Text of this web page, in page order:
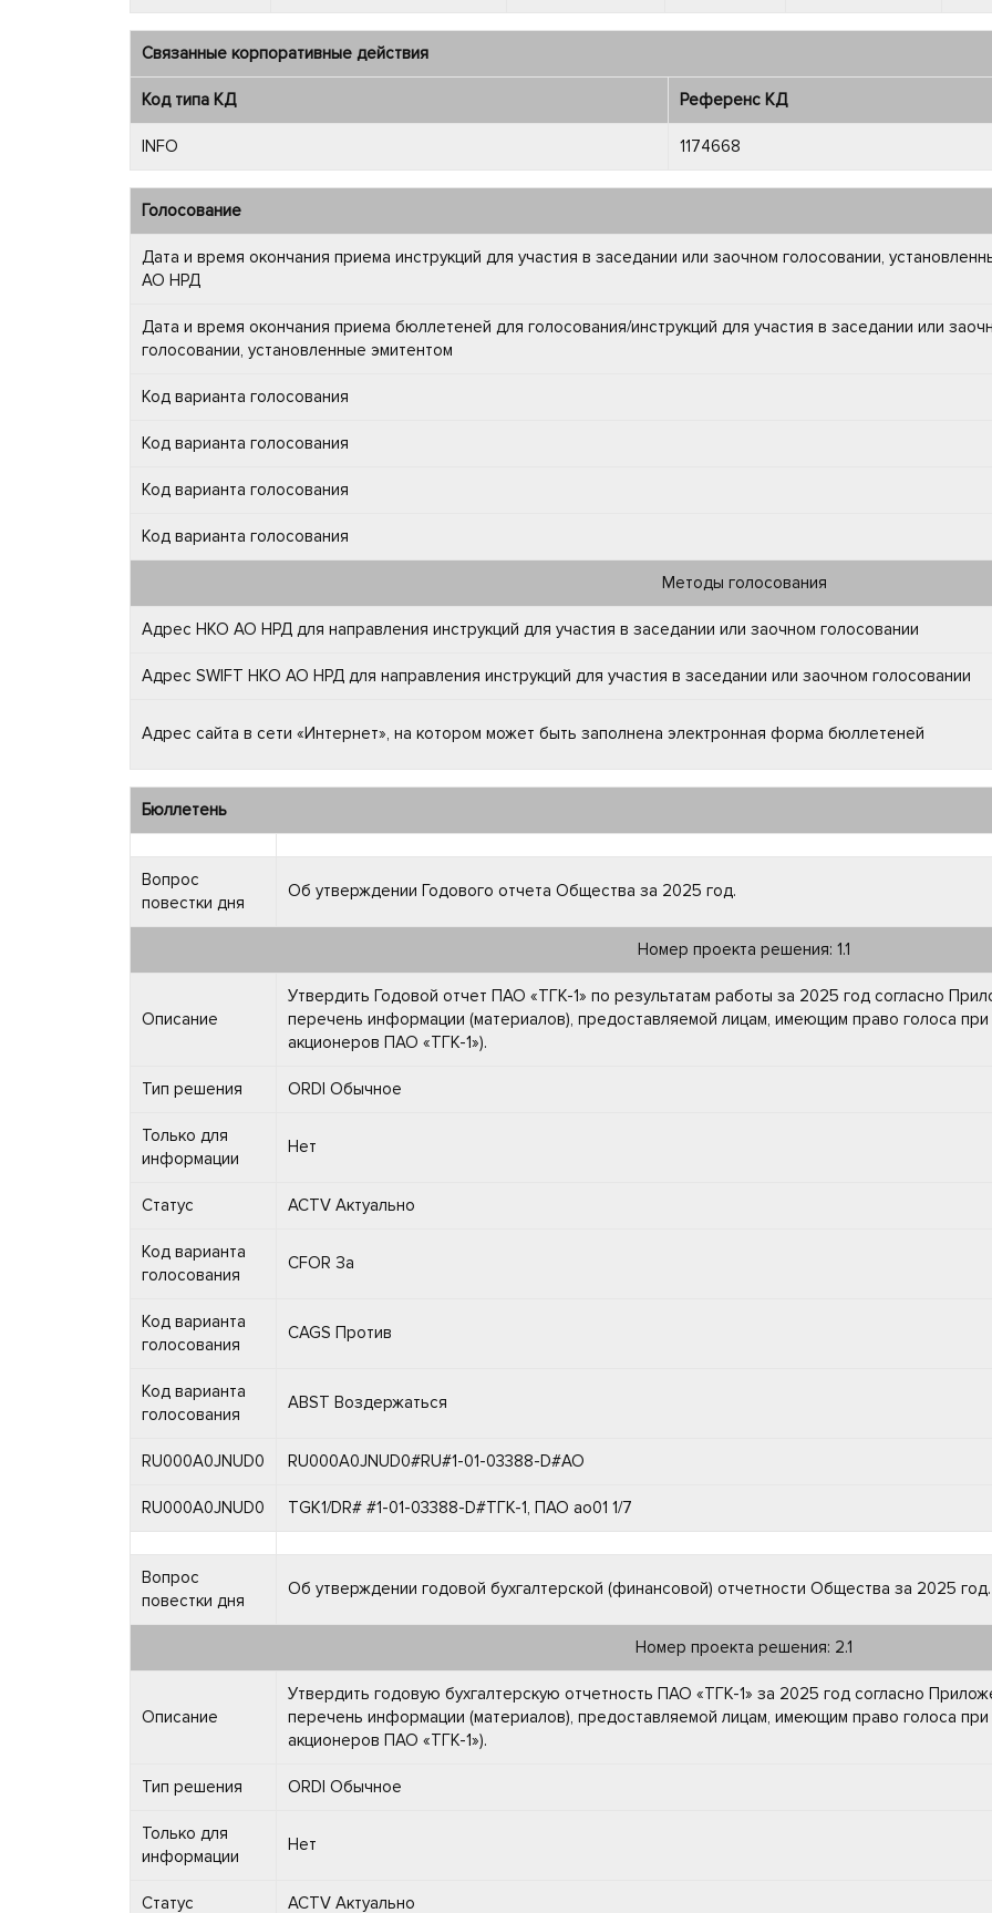
Связанные корпоративные действия
Код типа КД Референс КД
INFO 1174668
Голосование
Дата и время окончания приема инструкций для участия в заседании или заочном голосовании,
АО НРД
Дата и время окончания приема бюллетеней для голосования/инструкций для участия в заседании или
голосовании, установленные эмитентом
Код варианта голосования
Код варианта голосования
Код варианта голосования
Код варианта голосования
Методы голосования
Адрес НКО АО НРД для направления инструкций для участия в заседании или заочном голосовании
Адрес SWIFT НКО АО НРД для направления инструкций для участия в заседании или заочном голосовании
Адрес сайта в сети «Интернет», на котором может быть заполнена электронная форма бюллетеней
Бюллетень
Вопрос
повестки дня
Об утверждении Годового отчета Общества за 2025 год.
Номер проекта решения: 1.1
Описание
Утвердить Годовой отчет ПАО «ТГК-1» по результатам работы за 2025 год согласно
перечень информации (материалов), предоставляемой лицам, имеющим право голоса
акционеров ПАО «ТГК-1»).
Тип решения ORDI Обычное
Только для
информации
Нет
Статус ACTV Актуально
Код варианта
голосования
CFOR За
Код варианта
голосования
CAGS Против
Код варианта
голосования
ABST Воздержаться
RU000A0JNUD0 RU000A0JNUD0#RU#1-01-03388-D#АО
RU000A0JNUD0 TGK1/DR# #1-01-03388-D#ТГК-1, ПАО ао01 1/7
Вопрос
повестки дня
Об утверждении годовой бухгалтерской (финансовой) отчетности Общества за 2025 год.
Номер проекта решения: 2.1
Описание
Утвердить годовую бухгалтерскую отчетность ПАО «ТГК-1» за 2025 год согласно
перечень информации (материалов), предоставляемой лицам, имеющим право голоса
акционеров ПАО «ТГК-1»).
Тип решения ORDI Обычное
Только для
информации
Нет
Статус ACTV Актуально